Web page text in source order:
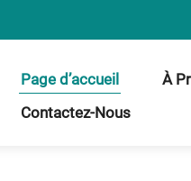
Page d’accueil À
Contactez-Nous